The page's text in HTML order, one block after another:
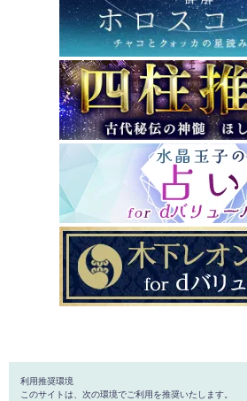
利用推奨環境
このサイトは、次の環境でご利用を推奨いたします。